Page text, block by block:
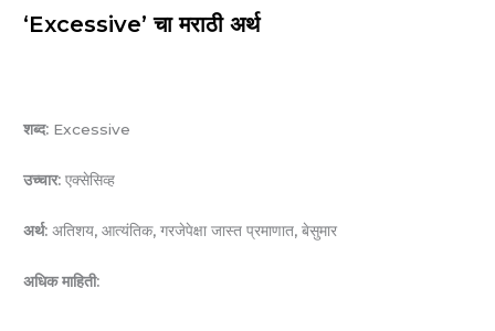
‘Excessive’ चा मराठी अर्थ
शब्द: Excessive
उच्चार: एक्सेसिव्ह
अर्थ: अतिशय, आत्यंतिक, गरजेपेक्षा जास्त प्रमाणात, बेसुमार
अधिक माहिती: